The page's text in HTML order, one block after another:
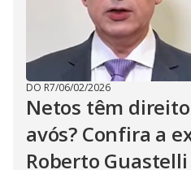
DO R7/06/02/2026
Netos têm
avós? Confira a
Roberto Guastelli